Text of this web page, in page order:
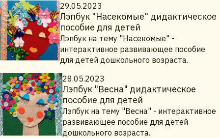
29.05.2023
Лэпбук "Насекомые" дидактическое
пособие для детей
Лэпбук на тему "Насекомые" -
интерактивное развивающее пособие
для детей дошкольного возраста.
28.05.2023
Лэпбук "Весна" дидактическое
пособие для детей
Лэпбук на тему "Весна" - интерактивное
развивающее пособие для детей
дошкольного возраста.